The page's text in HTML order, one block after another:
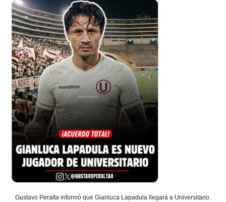
Gustavo Peralta informó que Gianluca Lapadula llegará a Universitario.